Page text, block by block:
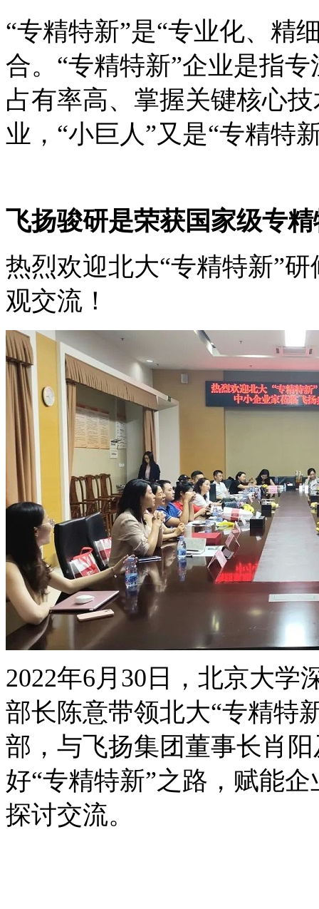
“专精特新”是“专业化、精
合。“专精特新”企业是指
占有率高、掌握关键核心
业，“小巨人”又是“专精特
飞扬骏研是荣获国家级专
热烈欢迎北大“专精特新”
观交流！
2022年6月30日，北京大学
部长陈意带领北大“专精特
部，与飞扬集团董事长肖
好“专精特新”之路，赋能
探讨交流。